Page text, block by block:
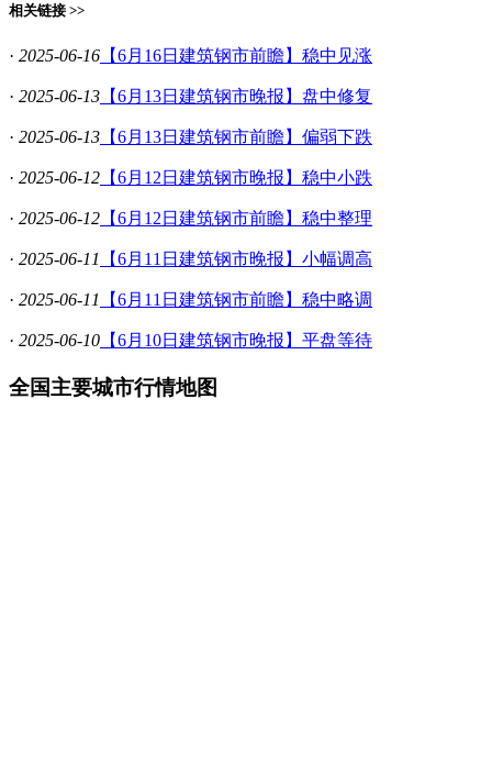
相关链接 >>
· 2025-06-16 【6月16日建筑钢市前瞻】稳中见涨
· 2025-06-13 【6月13日建筑钢市晚报】盘中修复
· 2025-06-13 【6月13日建筑钢市前瞻】偏弱下跌
· 2025-06-12 【6月12日建筑钢市晚报】稳中小跌
· 2025-06-12 【6月12日建筑钢市前瞻】稳中整理
· 2025-06-11 【6月11日建筑钢市晚报】小幅调高
· 2025-06-11 【6月11日建筑钢市前瞻】稳中略调
· 2025-06-10 【6月10日建筑钢市晚报】平盘等待
全国主要城市行情地图